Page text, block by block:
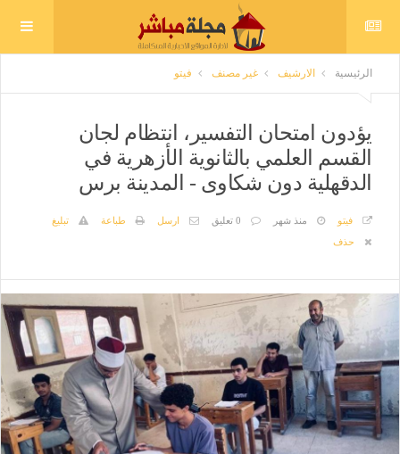
الرئيسية الارشيف غير مصنف فيتو
يؤدون امتحان التفسير، انتظام لجان
القسم العلمي بالثانوية الأزهرية في
الدقهلية دون شكاوى - المدينة برس
فيتو منذ شهر 0 تعليق ارسل طباعة
تبليغ
حذف